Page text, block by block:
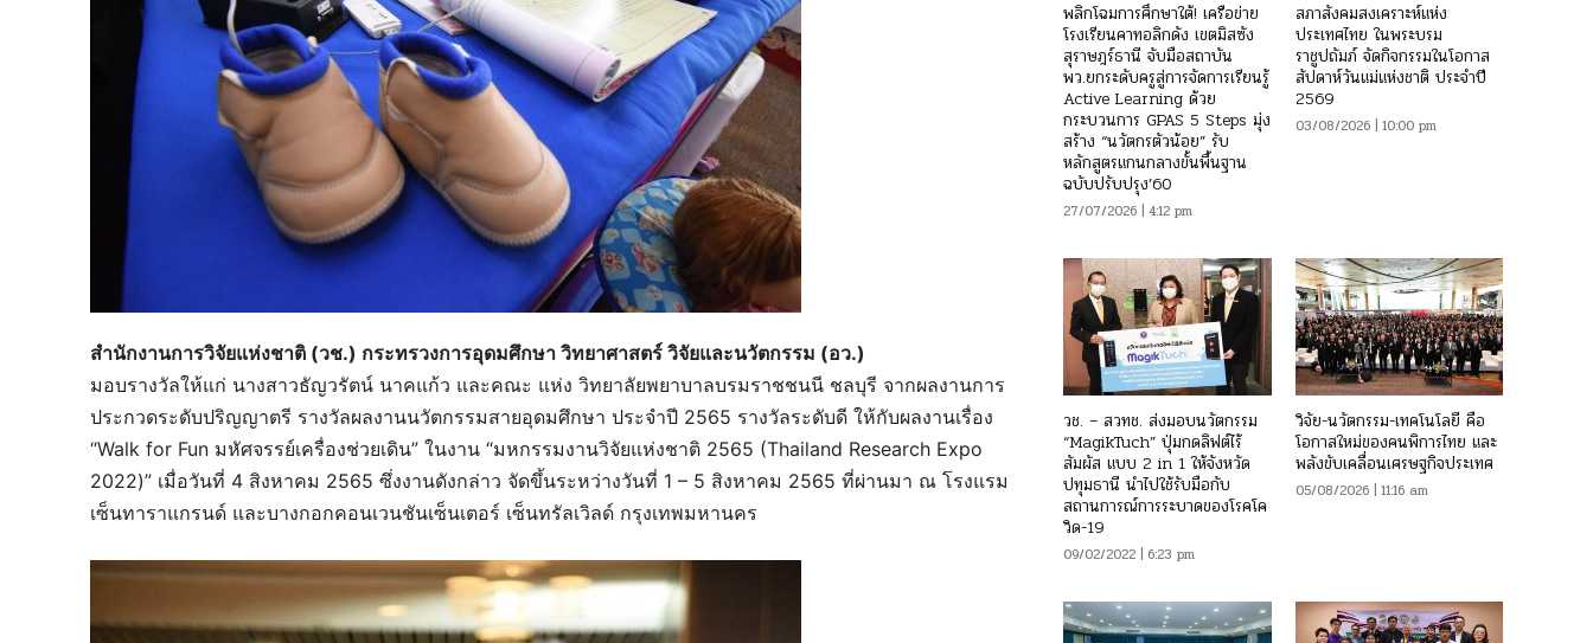
สำนักงานการวิจัยแห่งชาติ (วช.) กระทรวงการอุดมศึกษา วิทยาศาสตร์ วิจัยและนวัตกรรม (อว.)
มอบรางวัลให้แก่ นางสาวธัญวรัตน์ นาคแก้ว และคณะ แห่ง วิทยาลัยพยาบาลบรมราชชนนี ชลบุรี จากผลงานการ
ประกวดระดับปริญญาตรี รางวัลผลงานนวัตกรรมสายอุดมศึกษา ประจำปี 2565 รางวัลระดับดี ให้กับผลงานเรื่อง
“Walk for Fun มหัศจรรย์เครื่องช่วยเดิน” ในงาน “มหกรรมงานวิจัยแห่งชาติ 2565 (Thailand Research Expo
2022)” เมื่อวันที่ 4 สิงหาคม 2565 ซึ่งงานดังกล่าว จัดขึ้นระหว่างวันที่ 1 – 5 สิงหาคม 2565 ที่ผ่านมา ณ โรงแรม
เซ็นทาราแกรนด์ และบางกอกคอนเวนชันเซ็นเตอร์ เซ็นทรัลเวิลด์ กรุงเทพมหานคร
พลิกโฉมการศึกษาใต้! เครือข่าย
โรงเรียนคาทอลิกดัง เขตมิสซัง
สุราษฎร์ธานี จับมือสถาบัน
พว.ยกระดับครูสู่การจัดการเรียนรู้
Active Learning ด้วย
กระบวนการ GPAS 5 Steps มุ่ง
สร้าง “นวัตกรตัวน้อย” รับ
หลักสูตรแกนกลางขั้นพื้นฐาน
ฉบับปรับปรุง’60
27/07/2026 | 4:12 pm
สภาสังคมสงเคราะห์แห่ง
ประเทศไทย ในพระบรม
ราชูปถัมภ์ จัดกิจกรรมในโอกาส
สัปดาห์วันแม่แห่งชาติ ประจำปี
2569
03/08/2026 | 10:00 pm
วช. – สวทช. ส่งมอบนวัตกรรม
“MagikTuch” ปุ่มกดลิฟต์ไร้
สัมผัส แบบ 2 in 1 ให้จังหวัด
ปทุมธานี นำไปใช้รับมือกับ
สถานการณ์การระบาดของโรคโค
วิด-19
09/02/2022 | 6:23 pm
วิจัย-นวัตกรรม-เทคโนโลยี คือ
โอกาสใหม่ของคนพิการไทย และ
พลังขับเคลื่อนเศรษฐกิจประเทศ
05/08/2026 | 11:16 am